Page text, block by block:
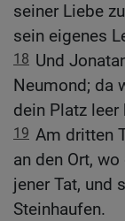
seiner Liebe
sein eigenes
18 Und
Neumond; da
dein Platz leer
19 Am dritten
an den Ort,
jener Tat, und
Steinhaufen.